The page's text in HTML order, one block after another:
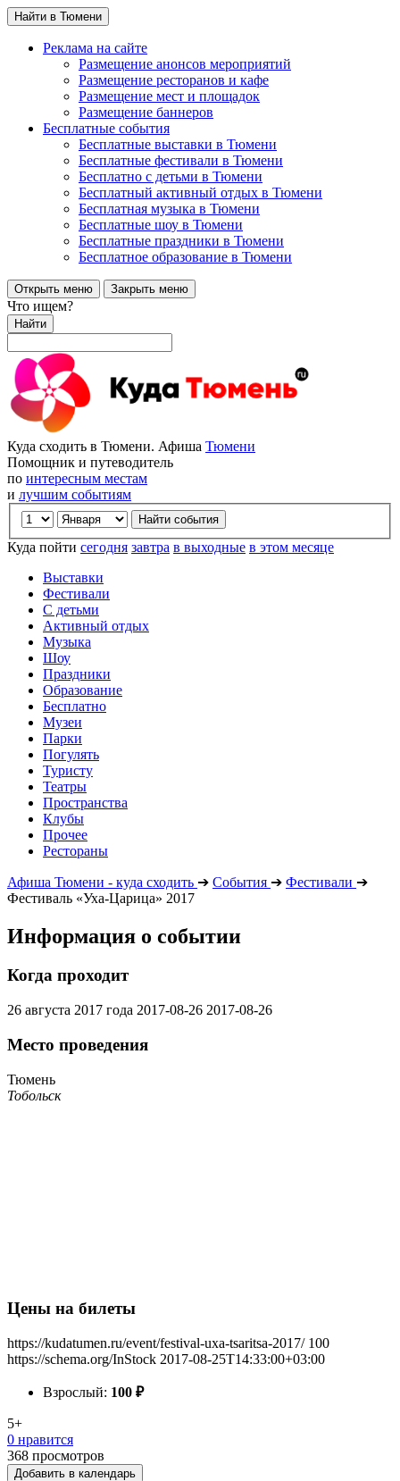
Найти в Тюмени
Реклама на сайте
Размещение анонсов мероприятий
Размещение ресторанов и кафе
Размещение мест и площадок
Размещение баннеров
Бесплатные события
Бесплатные выставки в Тюмени
Бесплатные фестивали в Тюмени
Бесплатно с детьми в Тюмени
Бесплатный активный отдых в Тюмени
Бесплатная музыка в Тюмени
Бесплатные шоу в Тюмени
Бесплатные праздники в Тюмени
Бесплатное образование в Тюмени
Открыть меню Закрыть меню
Что ищем?
Найти
Куда сходить в Тюмени. Афиша Тюмени
Помощник и путеводитель
по интересным местам
и лучшим событиям
Куда пойти сегодня завтра в выходные в этом месяце
Выставки
Фестивали
С детьми
Активный отдых
Музыка
Шоу
Праздники
Образование
Бесплатно
Музеи
Парки
Погулять
Туристу
Театры
Пространства
Клубы
Прочее
Рестораны
Афиша Тюмени - куда сходить ➔ События ➔ Фестивали ➔
Фестиваль «Уха-Царица» 2017
Информация о событии
Когда проходит
26 августа 2017 года 2017-08-26 2017-08-26
Место проведения
Тюмень
Тобольск
Цены на билеты
https://kudatumen.ru/event/festival-uxa-tsaritsa-2017/ 100
https://schema.org/InStock 2017-08-25T14:33:00+03:00
Взрослый: 100 ₽
5+
0 нравится
368 просмотров
Добавить в календарь